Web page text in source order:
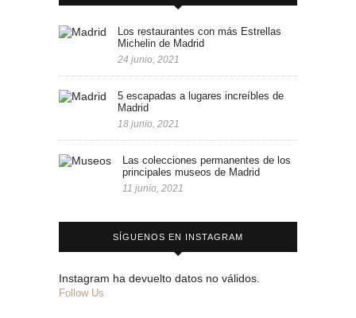
Los restaurantes con más Estrellas
Michelin de Madrid
24 junio, 2021
5 escapadas a lugares increíbles de
Madrid
18 junio, 2021
Las colecciones permanentes de los
principales museos de Madrid
11 junio, 2021
SÍGUENOS EN INSTAGRAM
Instagram ha devuelto datos no válidos.
Follow Us